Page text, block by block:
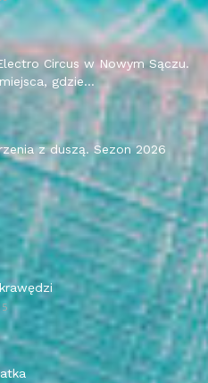
Circus w Nowym Sączu.
gdzie...
z duszą. Sezon 2026